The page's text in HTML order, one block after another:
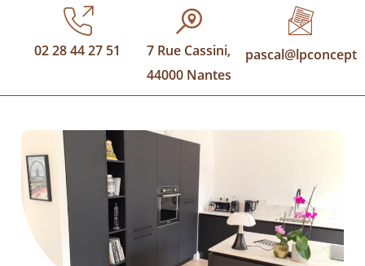
02 28 44 27 51
7 Rue Cassini,
44000 Nantes